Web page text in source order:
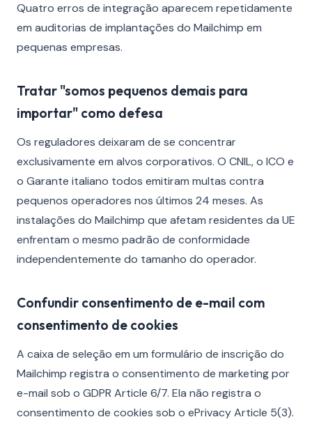
Quatro erros de integração aparecem repetidamente
em auditorias de implantações do Mailchimp em
pequenas empresas.
Tratar "somos pequenos demais para
importar" como defesa
Os reguladores deixaram de se concentrar
exclusivamente em alvos corporativos. O CNIL, o ICO e
o Garante italiano todos emitiram multas contra
pequenos operadores nos últimos 24 meses. As
instalações do Mailchimp que afetam residentes da UE
enfrentam o mesmo padrão de conformidade
independentemente do tamanho do operador.
Confundir consentimento de e-mail com
consentimento de cookies
A caixa de seleção em um formulário de inscrição do
Mailchimp registra o consentimento de marketing por
e-mail sob o GDPR Article 6/7. Ela não registra o
consentimento de cookies sob o ePrivacy Article 5(3).